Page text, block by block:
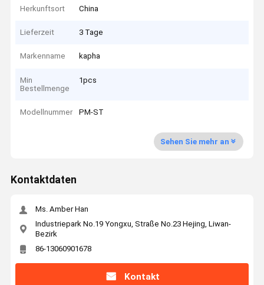
Herkunftsort China
Lieferzeit 3 Tage
Markenname kapha
Min
Bestellmenge
1pcs
Modellnummer PM-ST
Sehen Sie mehr an
Kontaktdaten
Ms. Amber Han
Industriepark No.19 Yongxu, Straße No.23 Hejing, Liwan-
Bezirk
86-13060901678
Kontakt